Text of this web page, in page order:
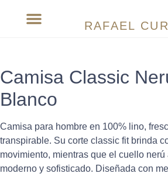
RAFAEL
Camisa Classic
Blanco
Camisa para hombre en 100% lino,
transpirable. Su corte classic fit brinda
movimiento, mientras que el cuello
moderno y sofisticado. Diseñada con